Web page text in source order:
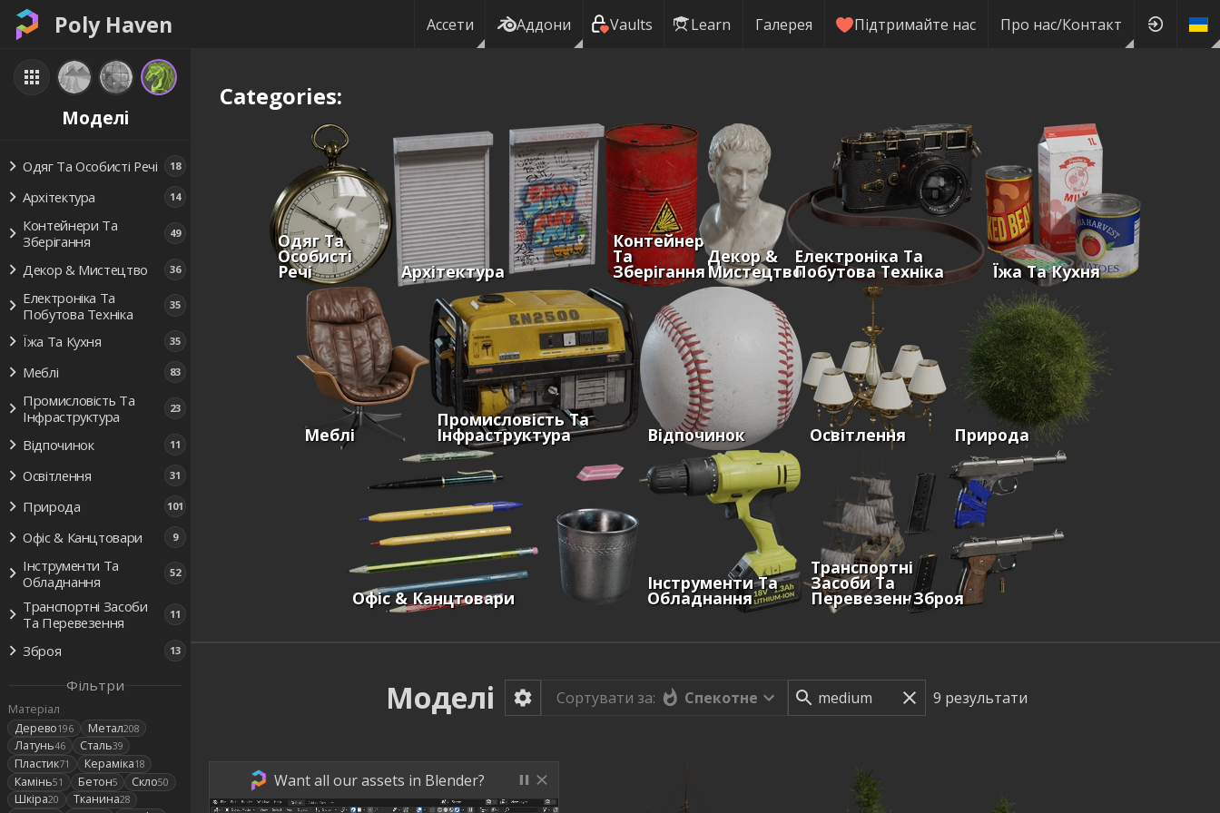
Poly Haven Ассети Аддони Vaults Learn Галерея Підтримайте нас Про нас/Контакт
Моделі
Одяг Та Особисті Речі 18
Архітектура 14
Контейнери Та
Зберігання
49
Декор & Мистецтво 36
Електроніка Та
Побутова Техніка
35
Їжа Та Кухня 35
Меблі 83
Промисловість Та
Інфраструктура
23
Відпочинок 11
Освітлення 31
Природа 101
Офіс & Канцтовари 9
Інструменти Та
Обладнання
52
Транспортні Засоби
Та Перевезення
11
Зброя 13
Фільтри
Матеріал
Дерево196 Метал208
Латунь46 Сталь39
Пластик71 Кераміка18
Камінь51 Бетон5 Скло50
Шкіра20 Тканина28
Categories:
Одяг Та
Особисті
Речі Архітектура
Контейнери
Та
Зберігання
Декор &
Мистецтво
Електроніка Та
Побутова Техніка Їжа Та Кухня
Меблі
Промисловість Та
Інфраструктура Відпочинок Освітлення Природа
Офіс & Канцтовари
Інструменти Та
Обладнання
Транспортні
Засоби Та
ПеревезенняЗброя
Моделі Сортувати за: Спекотне 9 результати
Want all our assets in Blender?